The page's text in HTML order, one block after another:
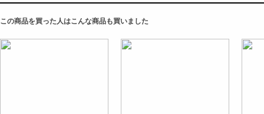
この商品を買った人はこんな商品も買いました